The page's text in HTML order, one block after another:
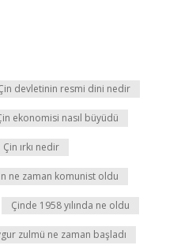
devletinin resmi dini nedir
ekonomisi nasıl büyüdü
Çin ırkı nedir
ne zaman komunist oldu
Çinde 1958 yılında ne oldu
zulmü ne zaman başladı